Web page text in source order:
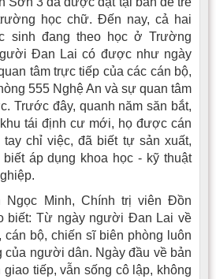
học chữ. Ðến nay, cả hai
sinh đang theo học ở Trường
Ðan Lai có được như ngày
tâm trực tiếp của các cán bộ,
555 Nghệ An và sự quan tâm
Trước đây, quanh năm săn bắt,
tái định cư mới, họ được cán
tay chỉ việc, đã biết tự sản xuất,
áp dụng khoa học - kỹ thuật
Ngọc Minh, Chính trị viên Ðồn
biết: Từ ngày người Ðan Lai về
bộ, chiến sĩ biên phòng luôn
của người dân. Ngày đầu về bản
tiếp, vẫn sống cô lập, không